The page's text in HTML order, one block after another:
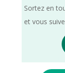
Sortez en
et vous